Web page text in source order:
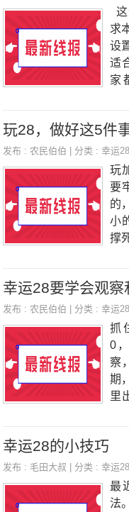
1
4
7
上
求
设
适
家
2
玩28，做好这5件
发布 :农民伯伯 | 分类 :幸运
玩
要
的
小
撑
见
的
不
不
硬
者
才
幸运28要学会观察
发布 :农民伯伯 | 分类 :幸运
抓
0
察
期
里
类
是
一
耐
幸运28的小技巧
发布 : 毛田大叔 | 分类 :幸运
最
法